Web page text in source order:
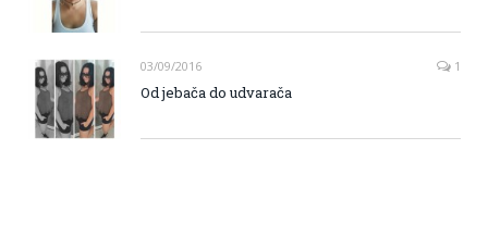
03/09/2016 1
Od jebača do udvarača